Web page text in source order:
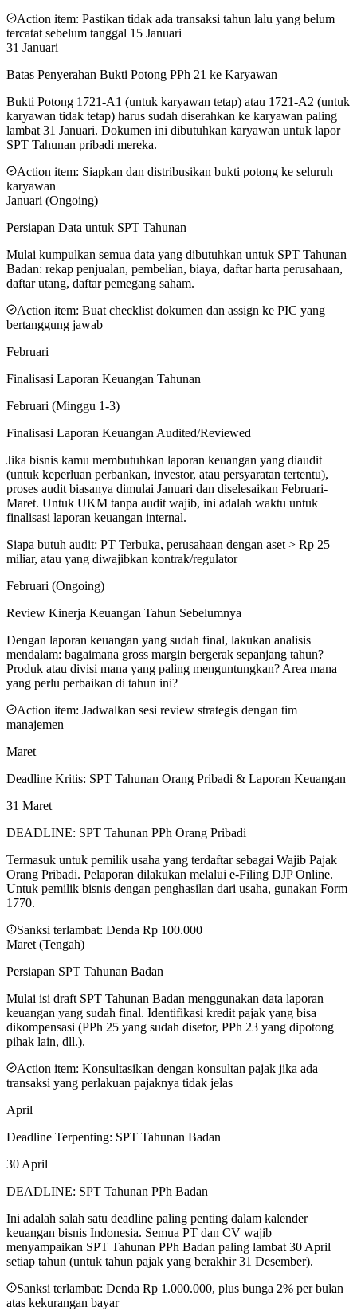
Action item: Pastikan tidak ada transaksi tahun lalu yang belum
tercatat sebelum tanggal 15 Januari
31 Januari
Batas Penyerahan Bukti Potong PPh 21 ke Karyawan
Bukti Potong 1721-A1 (untuk karyawan tetap) atau 1721-A2 (untuk
karyawan tidak tetap) harus sudah diserahkan ke karyawan paling
lambat 31 Januari. Dokumen ini dibutuhkan karyawan untuk lapor
SPT Tahunan pribadi mereka.
Action item: Siapkan dan distribusikan bukti potong ke seluruh
karyawan
Januari (Ongoing)
Persiapan Data untuk SPT Tahunan
Mulai kumpulkan semua data yang dibutuhkan untuk SPT Tahunan
Badan: rekap penjualan, pembelian, biaya, daftar harta perusahaan,
daftar utang, daftar pemegang saham.
Action item: Buat checklist dokumen dan assign ke PIC yang
bertanggung jawab
Februari
Finalisasi Laporan Keuangan Tahunan
Februari (Minggu 1-3)
Finalisasi Laporan Keuangan Audited/Reviewed
Jika bisnis kamu membutuhkan laporan keuangan yang diaudit
(untuk keperluan perbankan, investor, atau persyaratan tertentu),
proses audit biasanya dimulai Januari dan diselesaikan Februari-
Maret. Untuk UKM tanpa audit wajib, ini adalah waktu untuk
finalisasi laporan keuangan internal.
Siapa butuh audit: PT Terbuka, perusahaan dengan aset > Rp 25
miliar, atau yang diwajibkan kontrak/regulator
Februari (Ongoing)
Review Kinerja Keuangan Tahun Sebelumnya
Dengan laporan keuangan yang sudah final, lakukan analisis
mendalam: bagaimana gross margin bergerak sepanjang tahun?
Produk atau divisi mana yang paling menguntungkan? Area mana
yang perlu perbaikan di tahun ini?
Action item: Jadwalkan sesi review strategis dengan tim
manajemen
Maret
Deadline Kritis: SPT Tahunan Orang Pribadi & Laporan Keuangan
31 Maret
DEADLINE: SPT Tahunan PPh Orang Pribadi
Termasuk untuk pemilik usaha yang terdaftar sebagai Wajib Pajak
Orang Pribadi. Pelaporan dilakukan melalui e-Filing DJP Online.
Untuk pemilik bisnis dengan penghasilan dari usaha, gunakan Form
1770.
Sanksi terlambat: Denda Rp 100.000
Maret (Tengah)
Persiapan SPT Tahunan Badan
Mulai isi draft SPT Tahunan Badan menggunakan data laporan
keuangan yang sudah final. Identifikasi kredit pajak yang bisa
dikompensasi (PPh 25 yang sudah disetor, PPh 23 yang dipotong
pihak lain, dll.).
Action item: Konsultasikan dengan konsultan pajak jika ada
transaksi yang perlakuan pajaknya tidak jelas
April
Deadline Terpenting: SPT Tahunan Badan
30 April
DEADLINE: SPT Tahunan PPh Badan
Ini adalah salah satu deadline paling penting dalam kalender
keuangan bisnis Indonesia. Semua PT dan CV wajib
menyampaikan SPT Tahunan PPh Badan paling lambat 30 April
setiap tahun (untuk tahun pajak yang berakhir 31 Desember).
Sanksi terlambat: Denda Rp 1.000.000, plus bunga 2% per bulan
atas kekurangan bayar